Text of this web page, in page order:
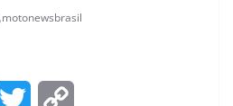
motonewsbrasil